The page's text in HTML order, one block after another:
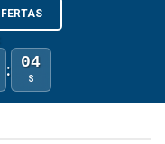
: 04
S